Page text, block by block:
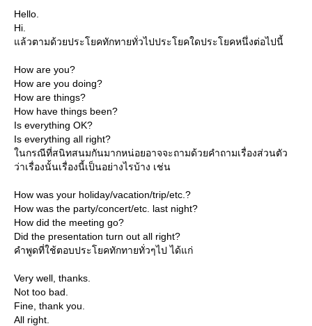
Hello.
Hi.
ล้วตามด้วยประโยคทักทายทั่วไปประโยคใดประโยคหนึ่งต่อไปนี้
How are you?
How are you doing?
How are things?
How have things been?
Is everything OK?
Is everything all right?
นกรณีที่สนิทสนมกันมากหน่อยอาจจะถามด้วยคำถามเรื่องส่วนตัว
ว่าเรื่องนั้นเรื่องนี้เป็นอย่างไรบ้าง เช่น
How was your holiday/vacation/trip/etc.?
How was the party/concert/etc. last night?
How did the meeting go?
Did the presentation turn out all right?
คำพูดที่ใช้ตอบประโยคทักทายทั่วๆไป ได้แก่
Very well, thanks.
Not too bad.
Fine, thank you.
All right.